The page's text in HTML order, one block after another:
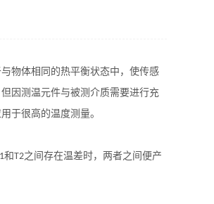
物体相同的热平衡状态中，使传感
因测温元件与被测介质需要进行充
于很高的温度测量。
和T2之间存在温差时，两者之间便产